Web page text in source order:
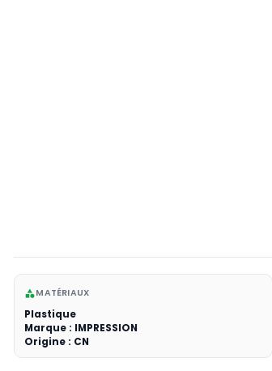
categoryMATÉRIAUX
Plastique
Marque : IMPRESSION
Origine : CN